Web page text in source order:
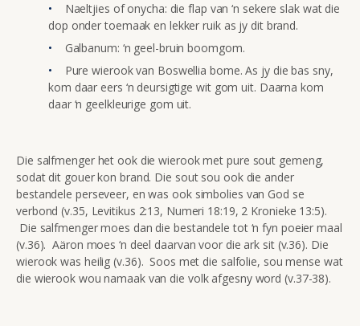
Naeltjies of onycha: die flap van ‘n sekere slak wat die
dop onder toemaak en lekker ruik as jy dit brand.
Galbanum: ‘n geel-bruin boomgom.
Pure wierook van Boswellia bome. As jy die bas sny,
kom daar eers ‘n deursigtige wit gom uit. Daarna kom
daar ‘n geelkleurige gom uit.
Die salfmenger het ook die wierook met pure sout gemeng,
sodat dit gouer kon brand. Die sout sou ook die ander
bestandele perseveer, en was ook simbolies van God se
verbond (v.35, Levitikus 2:13, Numeri 18:19, 2 Kronieke 13:5).
Die salfmenger moes dan die bestandele tot ‘n fyn poeier maal
(v.36). Aäron moes ‘n deel daarvan voor die ark sit (v.36). Die
wierook was heilig (v.36). Soos met die salfolie, sou mense wat
die wierook wou namaak van die volk afgesny word (v.37-38).